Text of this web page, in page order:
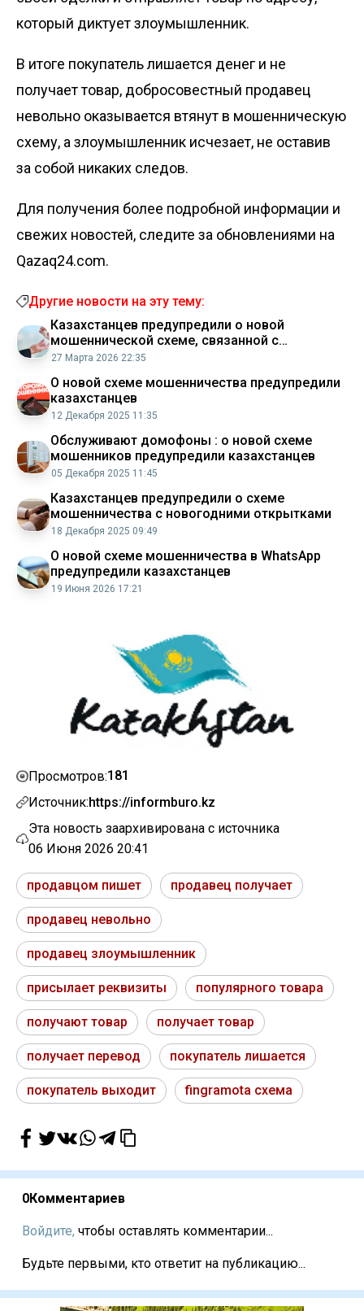
который диктует злоумышленник.
В итоге покупатель лишается денег и не
получает товар, добросовестный продавец
невольно оказывается втянут в мошенническую
схему, а злоумышленник исчезает, не оставив
за собой никаких следов.
Для получения более подробной информации и
свежих новостей, следите за обновлениями на
Qazaq24.com.
Другие новости на эту тему:
Казахстанцев предупредили о новой
мошеннической схеме, связанной с
оформлением жилья
27 Марта 2026 22:35
О новой схеме мошенничества предупредили
казахстанцев
12 Декабря 2025 11:35
Обслуживают домофоны : о новой схеме
мошенников предупредили казахстанцев
05 Декабря 2025 11:45
Казахстанцев предупредили о схеме
мошенничества с новогодними открытками
18 Декабря 2025 09:49
О новой схеме мошенничества в WhatsApp
предупредили казахстанцев
19 Июня 2026 17:21
Просмотров:181
Источник:https://informburo.kz
Эта новость заархивирована с источника
06 Июня 2026 20:41
продавцом пишет продавец получает
продавец невольно
продавец злоумышленник
присылает реквизиты популярного товара
получают товар получает товар
получает перевод покупатель лишается
покупатель выходит fingramota схема
0Комментариев
Войдите, чтобы оставлять комментарии...
Будьте первыми, кто ответит на публикацию...